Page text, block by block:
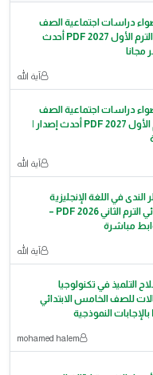
دراسات اجتماعية الصف
السادس الابتدائي الترم الأول 2027 PDF أحدث
مجانا
آية الله
دراسات اجتماعية الصف
الرابع الابتدائي الترم الأول 2027 PDF أحدث إصدار |
آية الله
في اللغة الإنجليزية
للصف الثالث الابتدائي الترم الثاني 2026 PDF –
مباشرة
آية الله
التلميذ في تكنولوجيا
للصف الخامس الابتدائي
mohamed halem